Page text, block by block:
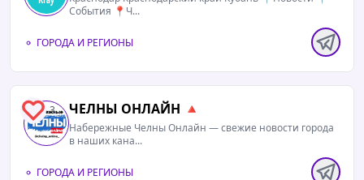
События 📍Ч...
ГОРОДА И РЕГИОНЫ
3 ЧЕЛНЫ ОНЛАЙН 🔺
Набережные Челны Онлайн — свежие новости города
в наших кана...
ГОРОДА И РЕГИОНЫ